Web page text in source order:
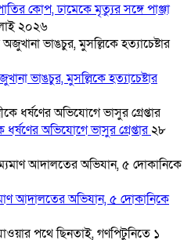
কোপ, ঢামেকে মৃত্যুর সঙ্গে পাঞ্জা
২০২৬
ভাঙচুর, মুসল্লিকে হত্যাচেষ্টার
ধর্ষণের অভিযোগে ভাসুর গ্রেপ্তার২৮
আদালতের অভিযান, ৫ দোকানিকে